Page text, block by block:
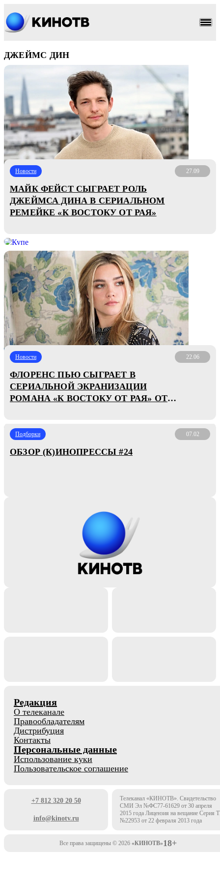
ДЖЕЙМС ДИН
Новости 27.09
МАЙК ФЕЙСТ СЫГРАЕТ РОЛЬ
ДЖЕЙМСА ДИНА В СЕРИАЛЬНОМ
РЕМЕЙКЕ «К ВОСТОКУ ОТ РАЯ»
Новости 22.06
ФЛОРЕНС ПЬЮ СЫГРАЕТ В
СЕРИАЛЬНОЙ ЭКРАНИЗАЦИИ
РОМАНА «К ВОСТОКУ ОТ РАЯ» ОТ
Подборки 07.02
ОБЗОР (К)ИНОПРЕССЫ #24
Редакция
О телеканале
Правообладателям
Дистрибуция
Контакты
Персональные данные
Использование куки
Пользовательское соглашение
+7 812 320 20 50
info@kinotv.ru
Телеканал «КИНОТВ». Свидетельство
СМИ Эл №ФС77-61629 от 30 апреля
2015 года Лицензия на вещание Серия
№22953 от 22 февраля 2013 года
Все права защищены © 2026 «КИНОТВ»18+